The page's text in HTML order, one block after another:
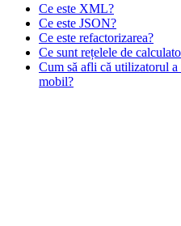
Ce este XML?
Ce este JSON?
Ce este refactorizarea?
Ce sunt rețelele de
Cum să afli că utilizatorul
mobil?